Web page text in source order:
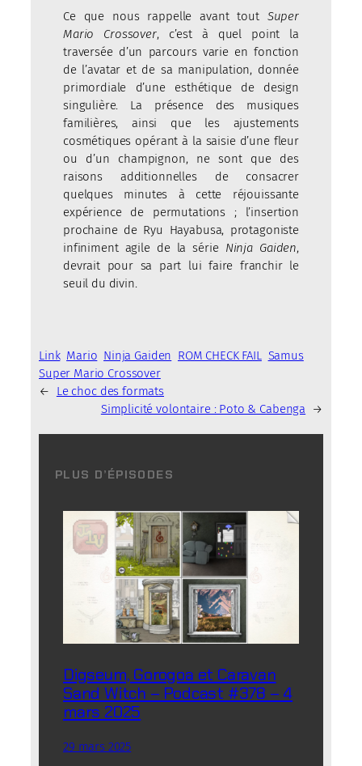
Ce que nous rappelle avant tout Super
Mario Crossover, c’est à quel point la
traversée d’un parcours varie en fonction
de l’avatar et de sa manipulation, donnée
primordiale d’une esthétique de design
singulière. La présence des musiques
familières, ainsi que les ajustements
cosmétiques opérant à la saisie d’une fleur
ou d’un champignon, ne sont que des
raisons additionnelles de consacrer
quelques minutes à cette réjouissante
expérience de permutations ; l’insertion
prochaine de Ryu Hayabusa, protagoniste
infiniment agile de la série Ninja Gaiden,
devrait pour sa part lui faire franchir le
seuil du divin.
Link Mario Ninja Gaiden ROM CHECK FAIL Samus
Super Mario Crossover
←
Le choc des formats
Simplicité volontaire : Poto & Cabenga
→
PLUS D’ÉPISODES
Digseum, Gorogoa et Caravan
Sand Witch – Podcast #378 – 4
mars 2025
29 mars 2025